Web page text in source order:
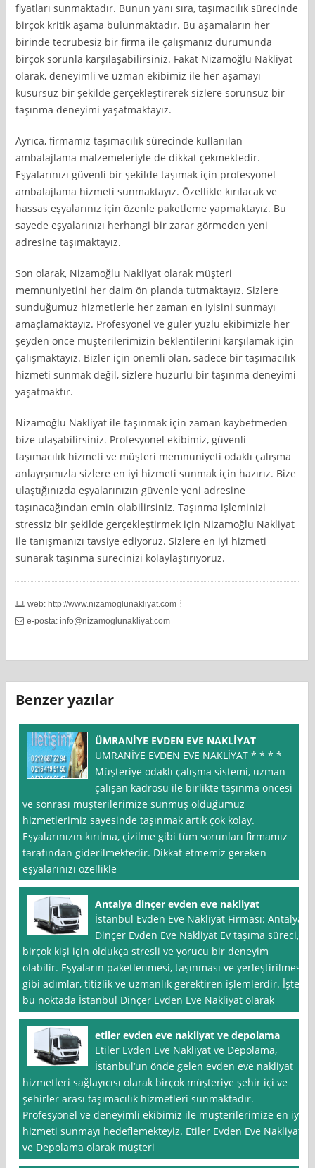
fiyatları sunmaktadır. Bunun yanı sıra, taşımacılık sürecinde
birçok kritik aşama bulunmaktadır. Bu aşamaların her
birinde tecrübesiz bir firma ile çalışmanız durumunda
birçok sorunla karşılaşabilirsiniz. Fakat Nizamoğlu Nakliyat
olarak, deneyimli ve uzman ekibimiz ile her aşamayı
kusursuz bir şekilde gerçekleştirerek sizlere sorunsuz bir
taşınma deneyimi yaşatmaktayız.
Ayrıca, firmamız taşımacılık sürecinde kullanılan
ambalajlama malzemeleriyle de dikkat çekmektedir.
Eşyalarınızı güvenli bir şekilde taşımak için profesyonel
ambalajlama hizmeti sunmaktayız. Özellikle kırılacak ve
hassas eşyalarınız için özenle paketleme yapmaktayız. Bu
sayede eşyalarınızı herhangi bir zarar görmeden yeni
adresine taşımaktayız.
Son olarak, Nizamoğlu Nakliyat olarak müşteri
memnuniyetini her daim ön planda tutmaktayız. Sizlere
sunduğumuz hizmetlerle her zaman en iyisini sunmayı
amaçlamaktayız. Profesyonel ve güler yüzlü ekibimizle her
şeyden önce müşterilerimizin beklentilerini karşılamak için
çalışmaktayız. Bizler için önemli olan, sadece bir taşımacılık
hizmeti sunmak değil, sizlere huzurlu bir taşınma deneyimi
yaşatmaktır.
Nizamoğlu Nakliyat ile taşınmak için zaman kaybetmeden
bize ulaşabilirsiniz. Profesyonel ekibimiz, güvenli
taşımacılık hizmeti ve müşteri memnuniyeti odaklı çalışma
anlayışımızla sizlere en iyi hizmeti sunmak için hazırız. Bize
ulaştığınızda eşyalarınızın güvenle yeni adresine
taşınacağından emin olabilirsiniz. Taşınma işleminizi
stressiz bir şekilde gerçekleştirmek için Nizamoğlu Nakliyat
ile tanışmanızı tavsiye ediyoruz. Sizlere en iyi hizmeti
sunarak taşınma sürecinizi kolaylaştırıyoruz.
web: http://www.nizamoglunakliyat.com
e-posta:info@nizamoglunakliyat.com
Benzer yazılar
ÜMRANİYE EVDEN EVE NAKLİYAT
ÜMRANİYE EVDEN EVE NAKLİYAT * * * *
Müşteriye odaklı çalışma sistemi, uzman
çalışan kadrosu ile birlikte taşınma öncesi
ve sonrası müşterilerimize sunmuş olduğumuz
hizmetlerimiz sayesinde taşınmak artık çok kolay.
Eşyalarınızın kırılma, çizilme gibi tüm sorunları firmamız
tarafından giderilmektedir. Dikkat etmemiz gereken
eşyalarınızı özellikle
Antalya dinçer evden eve nakliyat
İstanbul Evden Eve Nakliyat Firması: Antalya
Dinçer Evden Eve Nakliyat Ev taşıma süreci,
birçok kişi için oldukça stresli ve yorucu bir deneyim
olabilir. Eşyaların paketlenmesi, taşınması ve yerleştirilmesi
gibi adımlar, titizlik ve uzmanlık gerektiren işlemlerdir. İşte
bu noktada İstanbul Dinçer Evden Eve Nakliyat olarak
etiler evden eve nakliyat ve depolama
Etiler Evden Eve Nakliyat ve Depolama,
İstanbul‘un önde gelen evden eve nakliyat
hizmetleri sağlayıcısı olarak birçok müşteriye şehir içi ve
şehirler arası taşımacılık hizmetleri sunmaktadır.
Profesyonel ve deneyimli ekibimiz ile müşterilerimize en iyi
hizmeti sunmayı hedeflemekteyiz. Etiler Evden Eve Nakliyat
ve Depolama olarak müşteri